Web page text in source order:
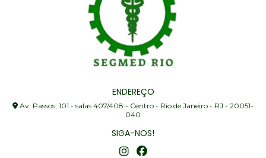
ENDEREÇO
Av. Passos, 101 - salas 407/408 - Centro - Rio de Janeiro - RJ - 20051-
040
SIGA-NOS!